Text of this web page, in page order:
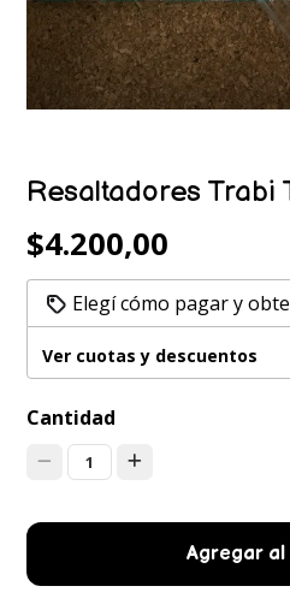
Resaltadores Trabi
$4.200,00
Elegí cómo pagar y
Ver cuotas y descuentos
Cantidad
1
Agregar